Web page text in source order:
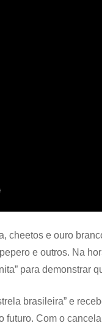
cheetos e ouro
e outros. Na
para demonstrar
brasileira” e
futuro. Com o